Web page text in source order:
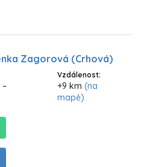
Zagorová (Crhová)
Vzdálenost:
+9 km(na
mapě)